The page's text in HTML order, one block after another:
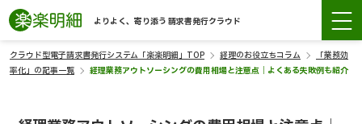
よりよく、寄り添う 請求書発行クラウド
クラウド型電子請求書発行システム「楽楽明細」TOP 経理のお役立ちコラム
「業務効
率化」の記事一覧
経理業務アウトソーシングの費用相場と注意点｜よくある失敗例も紹介